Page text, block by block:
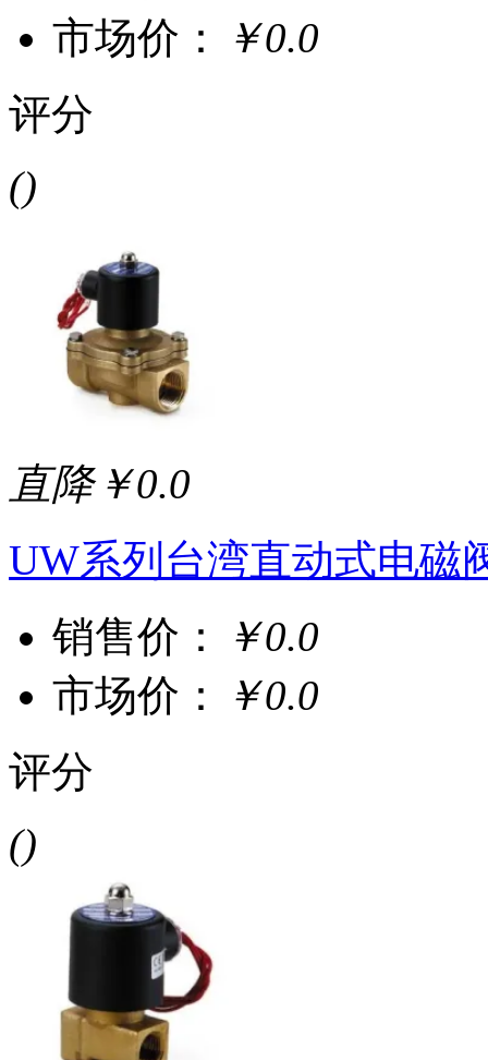
市场价：
￥0.0
评分
()
直降￥0.0
UW系列台湾直动式电磁
销售价：
￥0.0
市场价：
￥0.0
评分
()